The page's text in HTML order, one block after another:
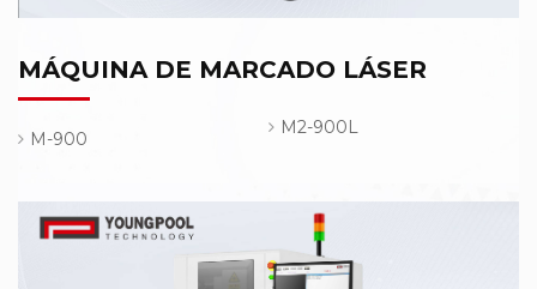
MÁQUINA DE MARCADO LÁSER
M-900
M2-900L